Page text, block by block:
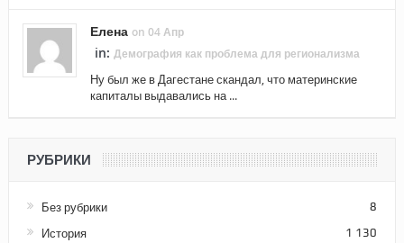
Елена on 04 Апр
in: Демография как проблема для регионализма
Ну был же в Дагестане скандал, что материнские
капиталы выдавались на ...
РУБРИКИ
Без рубрики 8
История 1 130